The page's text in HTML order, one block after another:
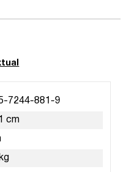
7244-881-9
cm